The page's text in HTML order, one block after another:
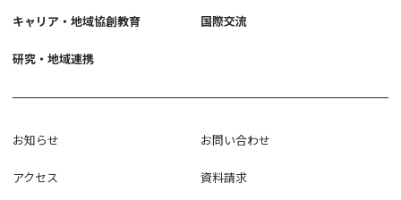
キャリア・地域協創教育 国際交流
研究・地域連携
お知らせ お問い合わせ
アクセス 資料請求